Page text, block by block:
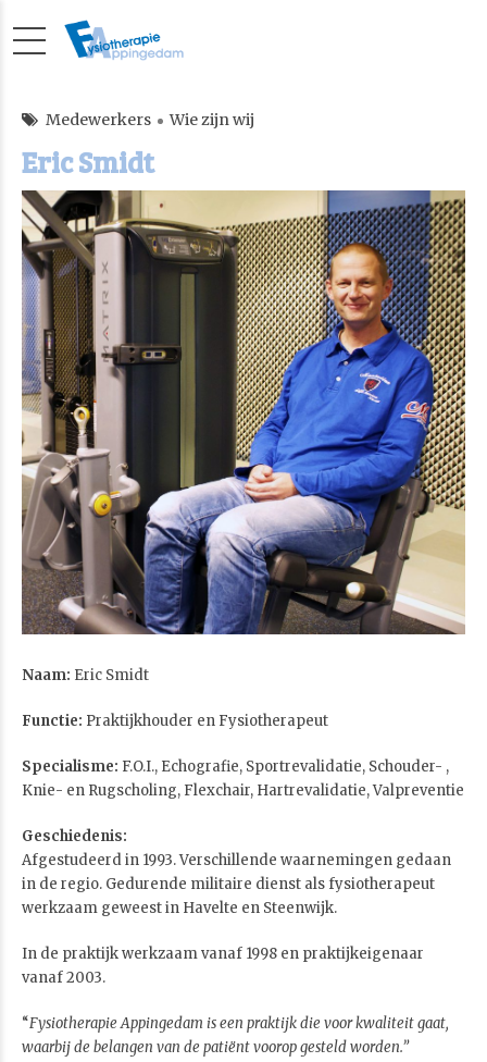
Medewerkers Wie zijn wij
Eric Smidt
Naam: Eric Smidt
Functie: Praktijkhouder en Fysiotherapeut
Specialisme: F.O.I., Echografie, Sportrevalidatie, Schouder- ,
Knie- en Rugscholing, Flexchair, Hartrevalidatie, Valpreventie
Geschiedenis:
Afgestudeerd in 1993. Verschillende waarnemingen gedaan
in de regio. Gedurende militaire dienst als fysiotherapeut
werkzaam geweest in Havelte en Steenwijk.
In de praktijk werkzaam vanaf 1998 en praktijkeigenaar
vanaf 2003.
“Fysiotherapie Appingedam is een praktijk die voor kwaliteit gaat,
waarbij de belangen van de patiënt voorop gesteld worden.”